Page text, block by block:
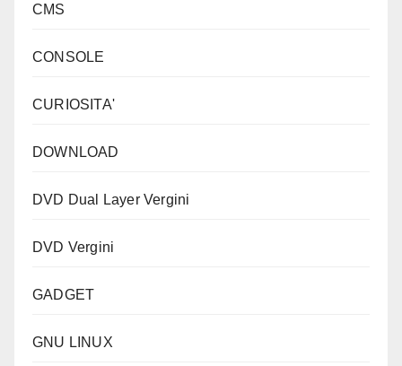
CMS
CONSOLE
CURIOSITA'
DOWNLOAD
DVD Dual Layer Vergini
DVD Vergini
GADGET
GNU LINUX